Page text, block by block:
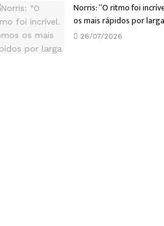
Norris: “O ritmo foi
os mais rápidos por
26/07/2026